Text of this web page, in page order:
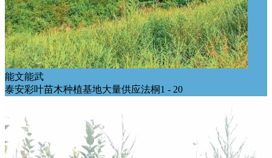
能文能武
泰安彩叶苗木种植基地大量供应法桐1 - 20